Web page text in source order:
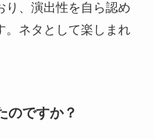
り、演出性を自ら認め
。ネタとして楽しまれ
のですか？